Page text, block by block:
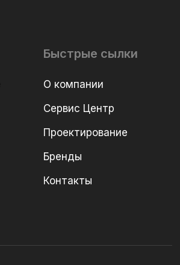
Быстрые сылки
О компании
Сервис Центр
Проектирование
Бренды
Контакты